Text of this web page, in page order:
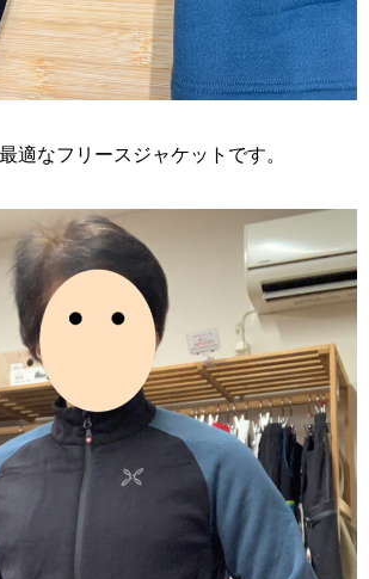
適なフリースジャケットです。